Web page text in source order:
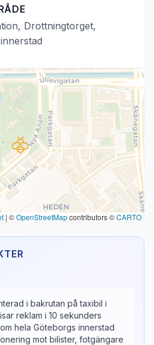
Drottningtorget,
| ©OpenStreetMapcontributors ©CARTO
i bakrutan på taxibil i
reklam i 10 sekunders
hela Göteborgs innerstad
mot bilister, fotgängare